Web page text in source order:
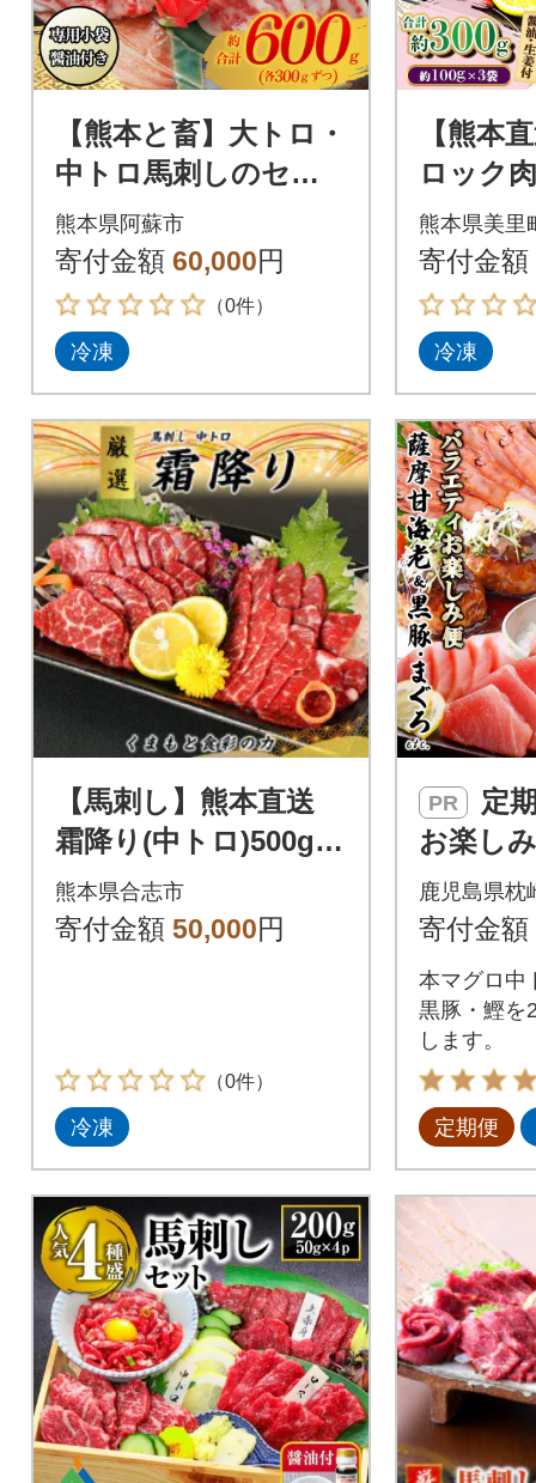
【熊本と畜】大トロ・
中トロ馬刺しのセッ
ト 600g(各300g)(阿蘇
市)
熊本県阿蘇市
寄付金額 60,000円
（0件）
冷凍
【熊本
ロック
トロ
熊本県美里
寄付金額
冷凍
【馬刺し】熊本直送
霜降り(中トロ)500g
(合志市)
熊本県合志市
寄付金額 50,000円
（0件）
冷凍
PR
お楽し
定期便(
豚・鮪
鹿児島県枕
寄付金額
本マグロ中
黒豚・鰹を
します。
定期便